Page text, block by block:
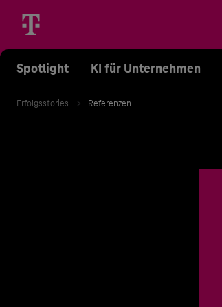
Spotlight KI für Unternehmen
Erfolgsstories Referenzen